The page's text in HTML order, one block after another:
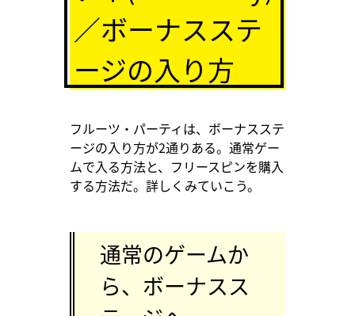
／ボーナスステ
ージの入り方
フルーツ・パーティは、ボーナスステ
ージの入り方が2通りある。通常ゲー
ムで入る方法と、フリースピンを購入
する方法だ。詳しくみていこう。
通常のゲームか
ら、ボーナスス